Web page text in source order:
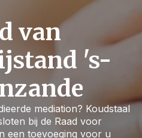
van
's-
mediation? Koudstaal
bij de Raad voor
een toevoeging voor u